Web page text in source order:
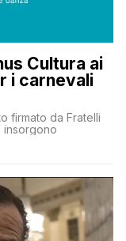
Cultura ai
i carnevali
firmato da Fratelli
insorgono